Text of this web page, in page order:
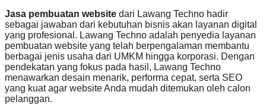
Jasa pembuatan website dari Lawang Techno hadir
sebagai jawaban dari kebutuhan bisnis akan layanan digital
yang profesional. Lawang Techno adalah penyedia layanan
pembuatan website yang telah berpengalaman membantu
berbagai jenis usaha dari UMKM hingga korporasi. Dengan
pendekatan yang fokus pada hasil, Lawang Techno
menawarkan desain menarik, performa cepat, serta SEO
yang kuat agar website Anda mudah ditemukan oleh calon
pelanggan.